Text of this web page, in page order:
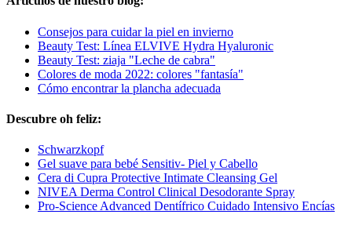
Consejos para cuidar la piel en invierno
Beauty Test: Línea ELVIVE Hydra Hyaluronic
Beauty Test: ziaja "Leche de cabra"
Colores de moda 2022: colores "fantasía"
Cómo encontrar la plancha adecuada
Descubre oh feliz:
Schwarzkopf
Gel suave para bebé Sensitiv- Piel y Cabello
Cera di Cupra Protective Intimate Cleansing Gel
NIVEA Derma Control Clinical Desodorante Spray
Pro-Science Advanced Dentífrico Cuidado Intensivo Encías